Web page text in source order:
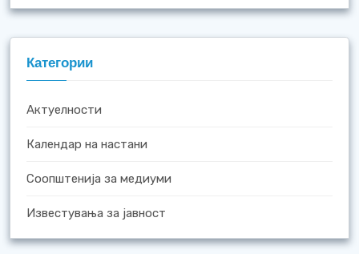
Категории
Актуелности
Календар на настани
Соопштенија за медиуми
Известувања за јавност